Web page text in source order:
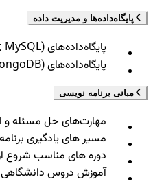
پایگاه‌داده‌ها و مدیریت داده
پایگاه‌داده‌های SQL (SQL Server, MySQL)
پایگاه‌داده‌های NoSQL (MongoDB)
مبانی برنامه نویسی
مهارت‌های حل مسئله و
مسیر های یادگیری
دوره های مناسب شروع
آموزش دروس دانشگاهی